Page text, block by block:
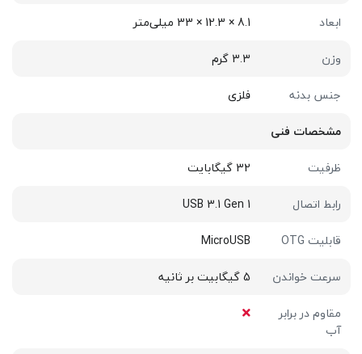
ابعاد
8.1 × 12.3 × 33 میلی‌متر
وزن
3.3 گرم
جنس بدنه
فلزی
مشخصات فنی
ظرفیت
32 گیگابایت
رابط اتصال
USB 3.1 Gen 1
قابلیت OTG
MicroUSB
سرعت خواندن
5 گیگابیت بر ثانیه
مقاوم در برابر
آب